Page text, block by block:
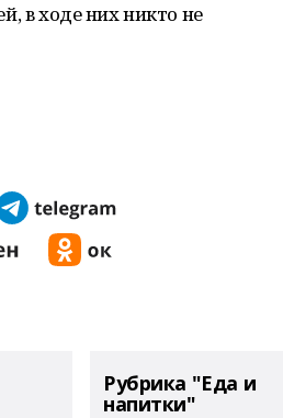
в ходе них никто не
Рубрика "Еда и
напитки"